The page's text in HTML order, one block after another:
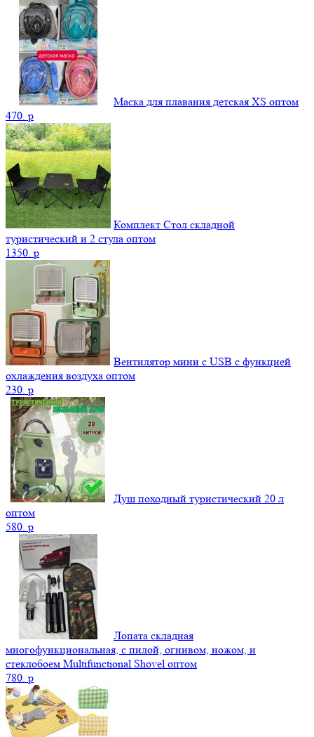
Маска для плавания детская XS оптом
470. p
Комплект Стол складной
туристический и 2 стула оптом
1350. p
Вентилятор мини с USB с функцией
охлаждения воздуха оптом
230. p
Душ походный туристический 20 л
оптом
580. p
Лопата складная
многофункциональная, с пилой, огнивом, ножом, и
стеклобоем Multifunctional Shovel оптом
780. p